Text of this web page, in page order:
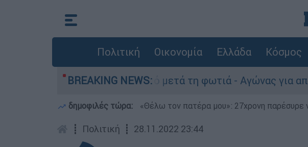
Πολιτική Οικονομία Ελλάδα Κόσμος
BREAKING NEWS:
στο Πόρτο Γερμανό μετά τη φωτιά - Αγώνας για
δημοφιλές τώρα: «Θέλω τον πατέρα μου»: 27χρονη παρέσυρε
┋ Πολιτική ┋ 28.11.2022 23:44